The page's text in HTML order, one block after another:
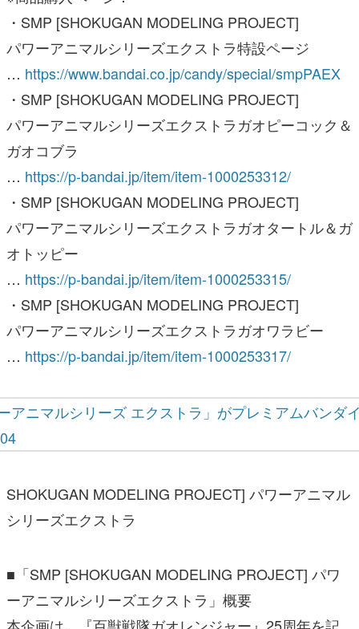
…https://www.bandai.co.jp/candy/special/smpPAEX
・SMP [SHOKUGAN MODELING PROJECT]
パワーアニマルシリーズエクストラガオピーコック＆
ガオコブラ
…https://p-bandai.jp/item/item-1000253312/
・SMP [SHOKUGAN MODELING PROJECT]
パワーアニマルシリーズエクストラガオタートル＆ガ
オトッピー
…https://p-bandai.jp/item/item-1000253315/
・SMP [SHOKUGAN MODELING PROJECT]
パワーアニマルシリーズエクストラガオワラビー
…https://p-bandai.jp/item/item-1000253317/
SHOKUGAN MODELING PROJECT] パワーアニマル
■「SMP [SHOKUGAN MODELING PROJECT] パワ
本企画は、『百獣戦隊ガオレンジャー』25周年を記
念して、同作劇中で全100体の存在が明示されるも、
メインで活躍したキャラクターを除いてその多くが未